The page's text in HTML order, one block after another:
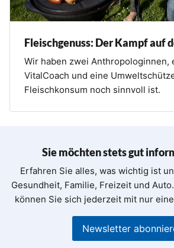
Fleischgenuss: Der Kampf auf
Wir haben zwei Anthropologinnen,
VitalCoach und eine
Fleischkonsum noch sinnvoll ist.
Sie möchten stets gut
Erfahren Sie alles, was wichtig ist
Gesundheit, Familie, Freizeit und
können Sie sich jederzeit mit nur
Newsletter